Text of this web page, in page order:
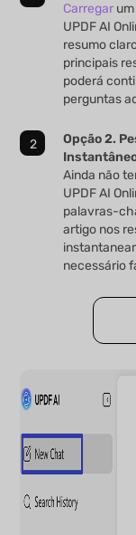
Carregar
UPDF AI
resumo
principais
poderá
perguntas
Opção 2.
Ainda não
UPDF AI
palavras-
artigo nos
necessário